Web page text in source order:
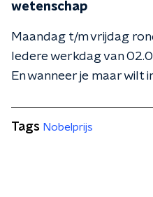
wetenschap
Maandag t/m vrijdag
Iedere werkdag van
En wanneer je maar wilt
Tags Nobelprijs